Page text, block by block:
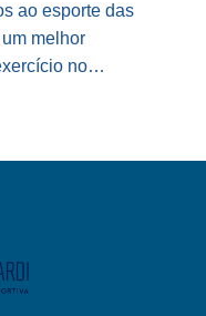
ao esporte das
melhor
no…